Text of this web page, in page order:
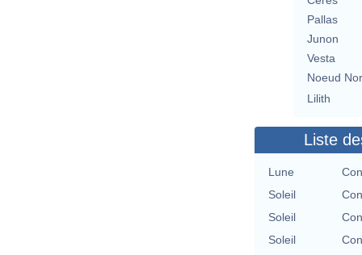
Pallas
Junon
Vesta
Noeud
Lilith
Liste
Lune
Soleil
Soleil
Soleil